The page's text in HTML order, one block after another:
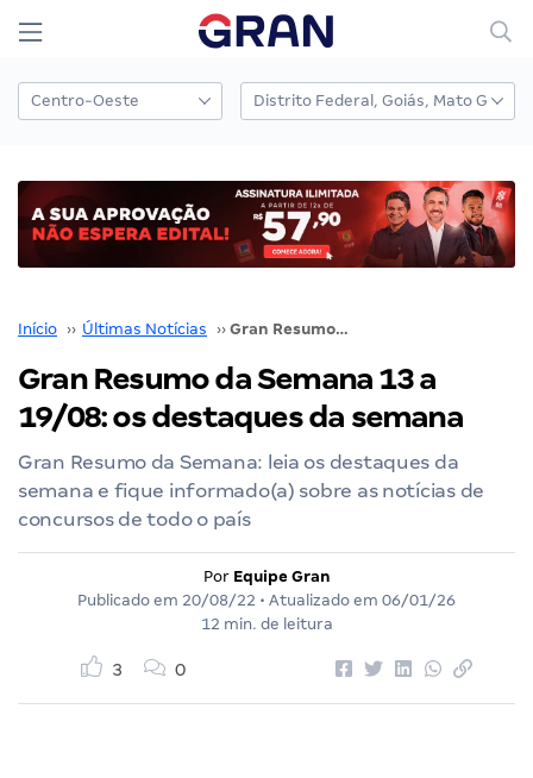
Início ›› Últimas Notícias ›› Gran Resumo da Semana 13 a 19/08: os destaques da semana
Gran Resumo da Semana 13 a
19/08: os destaques da semana
Gran Resumo da Semana: leia os destaques da
semana e fique informado(a) sobre as notícias de
concursos de todo o país
Por Equipe Gran
Publicado em 20/08/22 • Atualizado em 06/01/26
12 min. de leitura
3 0